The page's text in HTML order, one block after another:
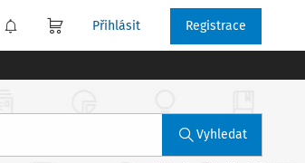
Přihlásit Registrace
Vyhledat